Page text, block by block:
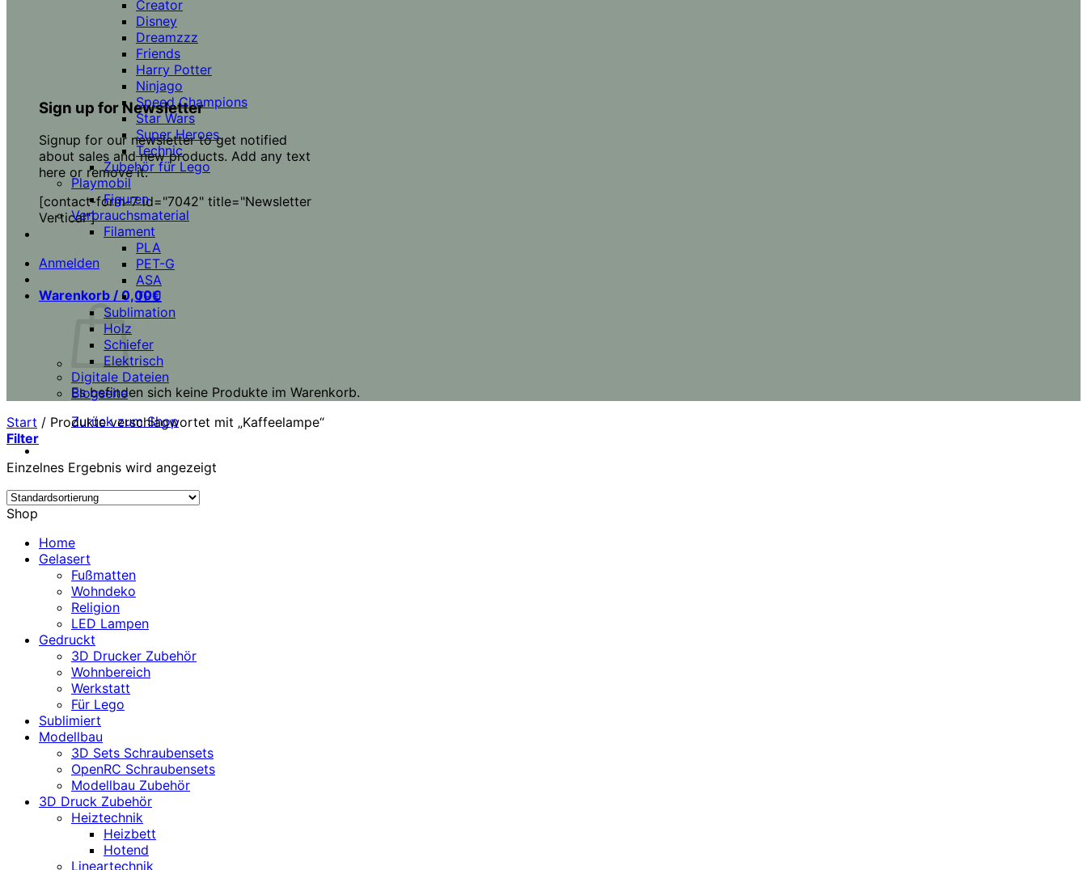
Sign up for Newsletter
Signup for our newsletter to get notified
about sales and new products. Add any text
here or remove it.
[contact-form-7 id="7042" title="Newsletter
Vertical"]
Anmelden
Warenkorb / 0,00€
Es befinden sich keine Produkte im Warenkorb.
Zurück zum Shop
Creator
Disney
Dreamzzz
Friends
Harry Potter
Ninjago
Speed Champions
Star Wars
Super Heroes
Technic
Zubehör für Lego
Playmobil
Figuren
Verbrauchsmaterial
Filament
PLA
PET-G
ASA
TPU
Sublimation
Holz
Schiefer
Elektrisch
Digitale Dateien
Blogseite
Start / Produkte verschlagwortet mit „Kaffeelampe“
Filter
Einzelnes Ergebnis wird angezeigt
Shop
Home
Gelasert
Fußmatten
Wohndeko
Religion
LED Lampen
Gedruckt
3D Drucker Zubehör
Wohnbereich
Werkstatt
Für Lego
Sublimiert
Modellbau
3D Sets Schraubensets
OpenRC Schraubensets
Modellbau Zubehör
3D Druck Zubehör
Heiztechnik
Heizbett
Hotend
Lineartechnik